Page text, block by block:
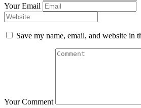
Your Email
Save my name, email, and website in
Your Comment